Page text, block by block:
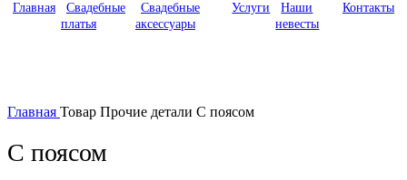
Главная
Свадебные
платья
Свадебные
аксессуары
Услуги
Наши
невесты
Контакты
Главная Товар Прочие детали С поясом
С поясом